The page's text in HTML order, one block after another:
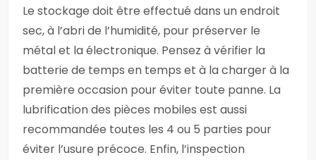
Le stockage doit être effectué dans un endroit
sec, à l’abri de l’humidité, pour préserver le
métal et la électronique. Pensez à vérifier la
batterie de temps en temps et à la charger à la
première occasion pour éviter toute panne. La
lubrification des pièces mobiles est aussi
recommandée toutes les 4 ou 5 parties pour
éviter l’usure précoce. Enfin, l’inspection